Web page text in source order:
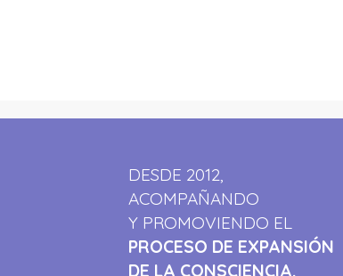
DESDE 2012,
ACOMPAÑANDO
Y PROMOVIENDO EL
PROCESO DE EXPANSIÓN
DE LA CONSCIENCIA.